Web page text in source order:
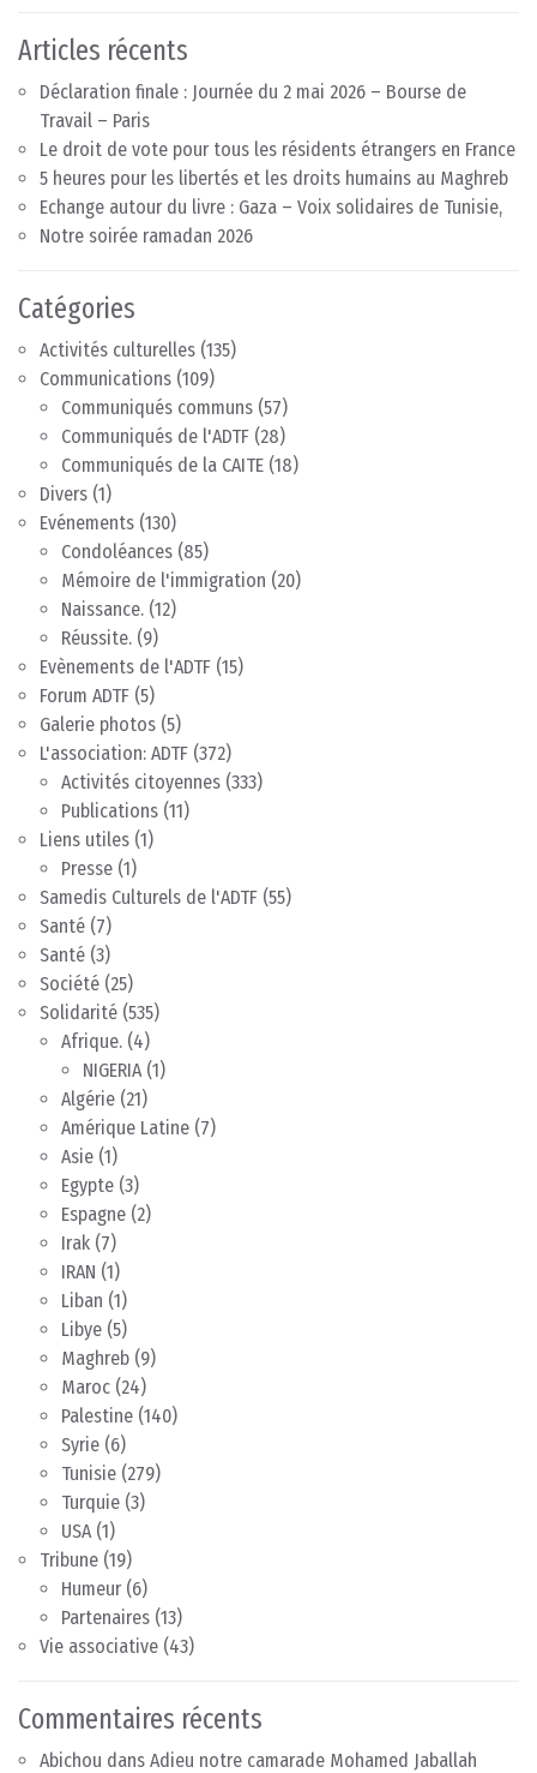
Articles récents
Déclaration finale : Journée du 2 mai 2026 – Bourse de
Travail – Paris
Le droit de vote pour tous les résidents étrangers en France
5 heures pour les libertés et les droits humains au Maghreb
Echange autour du livre : Gaza – Voix solidaires de Tunisie,
Notre soirée ramadan 2026
Catégories
Activités culturelles (135)
Communications (109)
Communiqués communs (57)
Communiqués de l'ADTF (28)
Communiqués de la CAITE (18)
Divers (1)
Evénements (130)
Condoléances (85)
Mémoire de l'immigration (20)
Naissance. (12)
Réussite. (9)
Evènements de l'ADTF (15)
Forum ADTF (5)
Galerie photos (5)
L'association: ADTF (372)
Activités citoyennes (333)
Publications (11)
Liens utiles (1)
Presse (1)
Samedis Culturels de l'ADTF (55)
Santé (7)
Santé (3)
Société (25)
Solidarité (535)
Afrique. (4)
NIGERIA(1)
Algérie (21)
Amérique Latine (7)
Asie (1)
Egypte (3)
Espagne (2)
Irak (7)
IRAN (1)
Liban (1)
Libye (5)
Maghreb (9)
Maroc (24)
Palestine (140)
Syrie (6)
Tunisie (279)
Turquie (3)
USA(1)
Tribune (19)
Humeur (6)
Partenaires (13)
Vie associative (43)
Commentaires récents
Abichou dans Adieu notre camarade Mohamed Jaballah